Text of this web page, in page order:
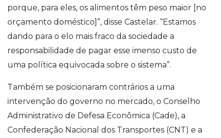
porque, para eles, os alimentos têm peso maior [no
orçamento doméstico]”, disse Castelar. “Estamos
dando para o elo mais fraco da sociedade a
responsabilidade de pagar esse imenso custo de
uma política equivocada sobre o sistema”.
Também se posicionaram contrários a uma
intervenção do governo no mercado, o Conselho
Administrativo de Defesa Econômica (Cade), a
Confederação Nacional dos Transportes (CNT) e a